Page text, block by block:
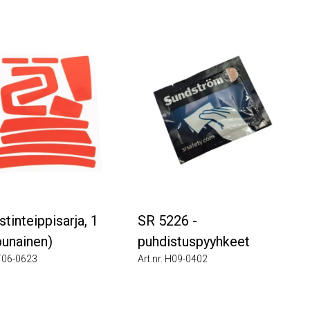
1
0623
SR 5226 -
puhdistuspyyhkeet
Art.nr. H09-0402